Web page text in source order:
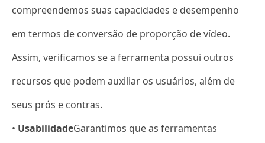
compreendemos suas capacidades e desempenho
em termos de conversão de proporção de vídeo.
Assim, verificamos se a ferramenta possui outros
recursos que podem auxiliar os usuários, além de
seus prós e contras.
• UsabilidadeGarantimos que as ferramentas